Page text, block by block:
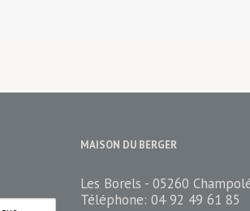
MAISON DU BERGER
Les Borels - 05260
Téléphone: 04 92 49 61 85